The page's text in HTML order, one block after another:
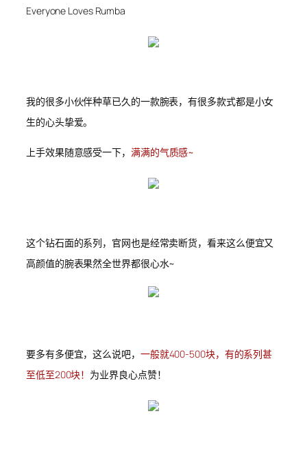
Everyone Loves Rumba
我的很多小伙伴种草已久的一款腕表，有很多款式都是小女
生的心头挚爱。
上手效果随意感受一下， 满满的气质感~
这个钻石面的系列，官网也是经常卖断货，看来这么便宜又
高颜值的腕表果然全世界都很心水~
要多有多便宜，这么说吧， 一般就400-500块，有的系列甚
至低至200块！ 为业界良心点赞！